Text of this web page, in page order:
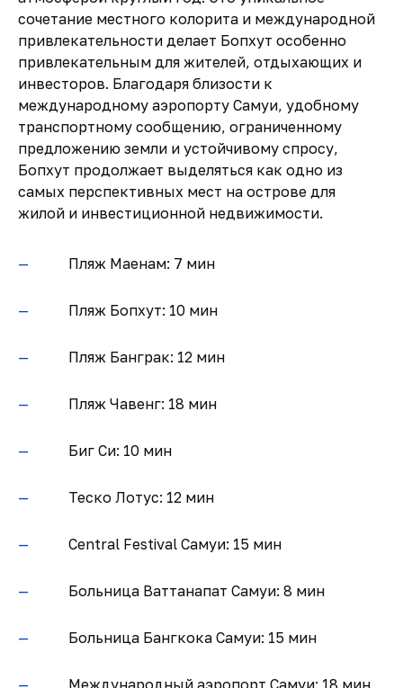
сочетание местного колорита и международной
привлекательности делает Бопхут особенно
привлекательным для жителей, отдыхающих и
инвесторов. Благодаря близости к
международному аэропорту Самуи, удобному
транспортному сообщению, ограниченному
предложению земли и устойчивому спросу,
Бопхут продолжает выделяться как одно из
самых перспективных мест на острове для
жилой и инвестиционной недвижимости.
Пляж Маенам: 7 мин
Пляж Бопхут: 10 мин
Пляж Банграк: 12 мин
Пляж Чавенг: 18 мин
Биг Си: 10 мин
Теско Лотус: 12 мин
Central Festival Самуи: 15 мин
Больница Ваттанапат Самуи: 8 мин
Больница Бангкока Самуи: 15 мин
Международный аэропорт Самуи: 18 мин